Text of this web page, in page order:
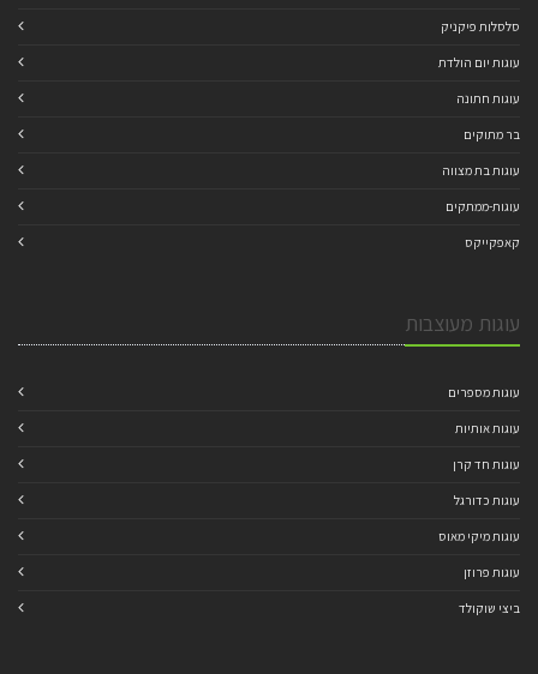
סלסלות פיקניק
עוגות יום הולדת
עוגות חתונה
בר מתוקים
עוגות בת מצווה
עוגות-ממתקים
קאפקייקס
עוגות מעוצבות
עוגות מספרים
עוגות אותיות
עוגות חד קרן
עוגות כדורגל
עוגות מיקי מאוס
עוגות פרוזן
ביצי שוקולד